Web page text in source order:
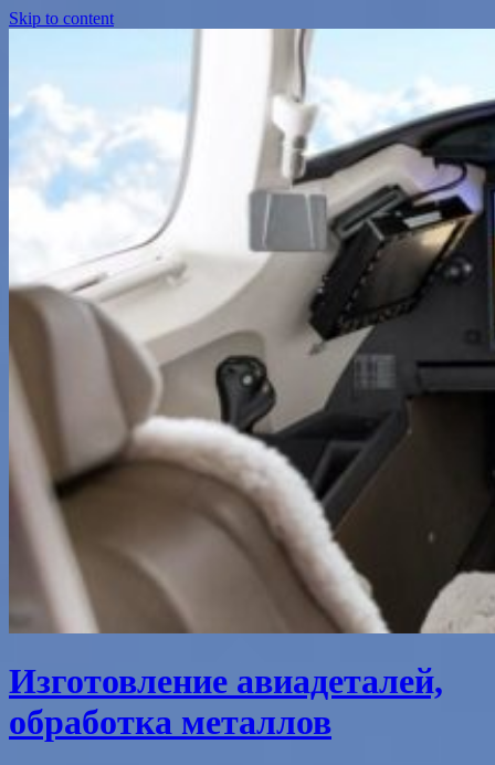
Skip to content
Изготовление авиадеталей,
обработка металлов